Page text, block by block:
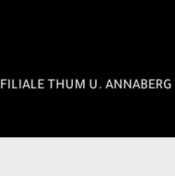
FILIALE THUM U. ANNABERG